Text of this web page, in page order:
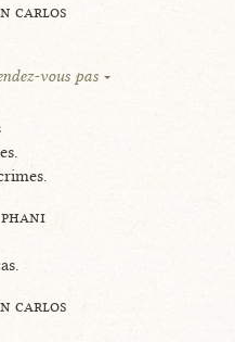
carlos
vous pas
phani
carlos